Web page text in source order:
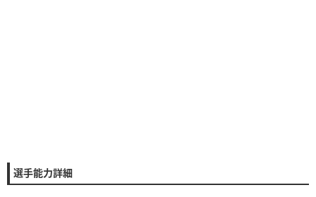
選手能力詳細